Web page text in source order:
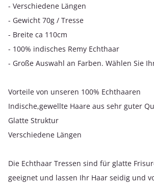
- Verschiedene Längen
- Gewicht 70g / Tresse
- Breite ca 110cm
- 100% indisches Remy Echthaar
- Große Auswahl an Farben. Wählen Sie
Vorteile von unseren 100% Echthaaren
Indische,gewellte Haare aus sehr guter
Glatte Struktur
Verschiedene Längen
Die Echthaar Tressen sind für glatte
geeignet und lassen Ihr Haar seidig und